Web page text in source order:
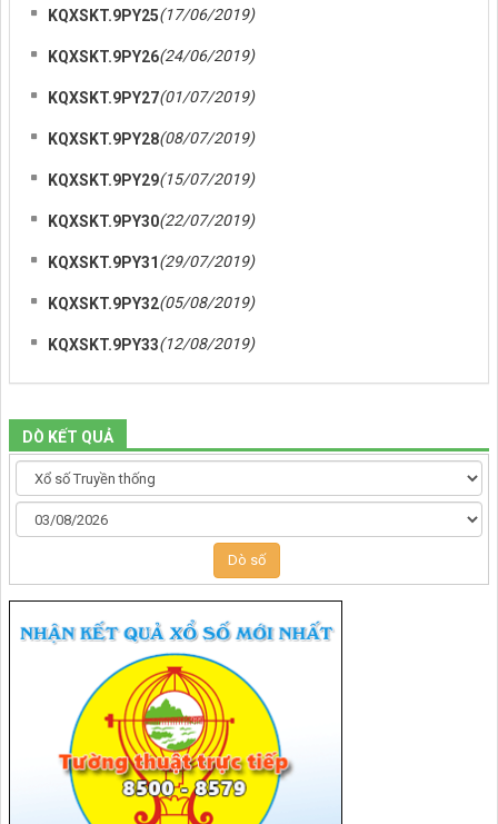
KQXSKT.9PY25(17/06/2019)
KQXSKT.9PY26(24/06/2019)
KQXSKT.9PY27(01/07/2019)
KQXSKT.9PY28(08/07/2019)
KQXSKT.9PY29(15/07/2019)
KQXSKT.9PY30(22/07/2019)
KQXSKT.9PY31 (29/07/2019)
KQXSKT.9PY32(05/08/2019)
KQXSKT.9PY33(12/08/2019)
DÒ KẾT QUẢ
Dò số